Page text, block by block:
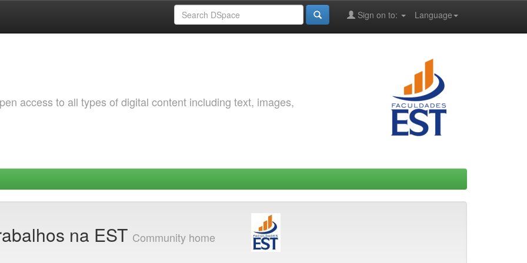
Language
Sign on to:
access to all types of digital content including text, images,
na EST Community home